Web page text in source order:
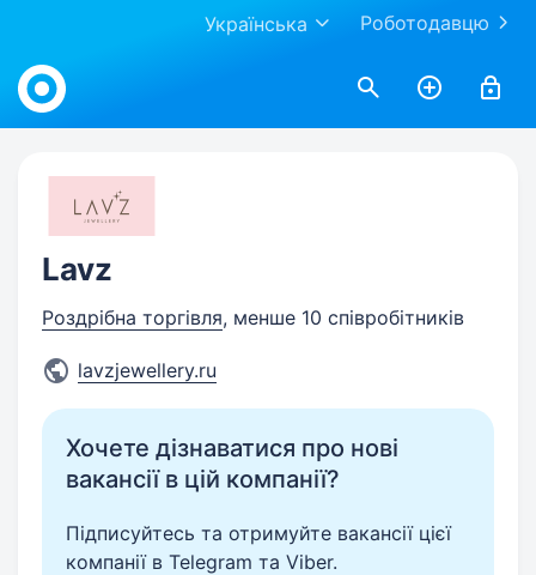
Роботодавцю
Українська
Work.ua
Lavz
Роздрібна торгівля, менше 10 співробітників
lavzjewellery.ru
Хочете дізнаватися про нові
вакансії в цій компанії?
Підписуйтесь та отримуйте вакансії цієї
компанії в Telegram та Viber.